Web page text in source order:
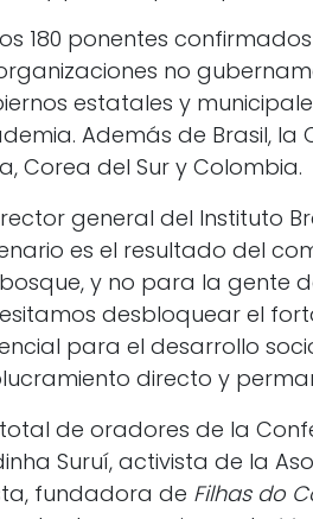
180 ponentes
no
estatales y
Además de Brasil,
Corea del Sur y Colombia.
general del Instituto
es el resultado del
y no para la gente
desbloquear el
para el desarrollo
directo y
de oradores de la
Suruí, activista de la
fundadora de Filhas do